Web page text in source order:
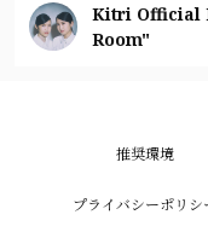
Kitri Official
Room"
推奨環境
プライバシーポリシ